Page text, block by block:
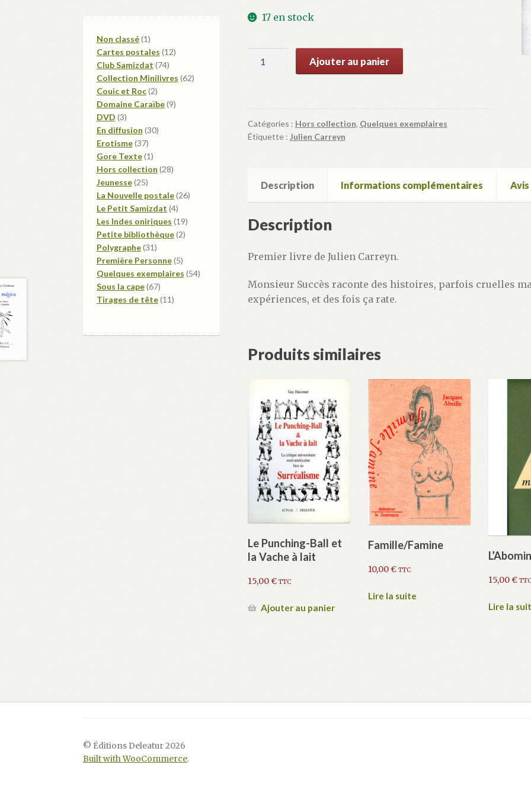
17 en stock
Ajouter au panier
Catégories : Hors collection, Quelques exemplaires
Étiquette : Julien Carreyn
Description Informations complémentaires Avis
Description
Premier livre de Julien Carreyn.
Monsieur Succès raconte des histoires, parfois cruelles
expériences, et des fois ça rate.
Produits similaires
Le Punching-Ball et
la Vache à lait
15,00€ TTC
Ajouter au panier
Famille/Famine
10,00€ TTC
Lire la suite
15,00€
Lire la
Non classé 11
produit
Cartes postales 1212
Club Samizdat 7474
produits
Collection Minilivres 6262
Couic et Roc 22
produits
Domaine Caraïbe 99
DVD 33
produits
En diffusion 3030
Erotisme 3737
produits
Gore Texte 11
produit
Hors collection 2828
Jeunesse 2525
produits
La Nouvelle postale 2626
Le Petit Samizdat 44
produits
Les Indes oniriques 1919
produits
Petite bibliothèque 22
Polygraphe 3131
produits
Première Personne 55
produits
Quelques exemplaires 5454
Sous la cape 6767
produits
Tirages de tête 1111
© Éditions Deleatur 2026
Built with WooCommerce.